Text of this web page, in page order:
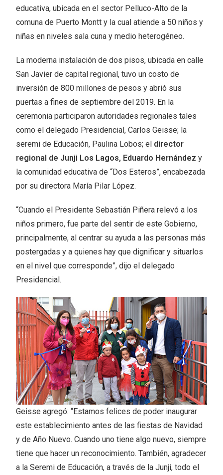
educativa, ubicada en el sector Pelluco-Alto de la
comuna de Puerto Montt y la cual atiende a 50 niños y
niñas en niveles sala cuna y medio heterogéneo.
La moderna instalación de dos pisos, ubicada en calle
San Javier de capital regional, tuvo un costo de
inversión de 800 millones de pesos y abrió sus
puertas a fines de septiembre del 2019. En la
ceremonia participaron autoridades regionales tales
como el delegado Presidencial, Carlos Geisse; la
seremi de Educación, Paulina Lobos; el director
regional de Junji Los Lagos, Eduardo Hernández y
la comunidad educativa de “Dos Esteros”, encabezada
por su directora María Pilar López.
“Cuando el Presidente Sebastián Piñera relevó a los
niños primero, fue parte del sentir de este Gobierno,
principalmente, al centrar su ayuda a las personas más
postergadas y a quienes hay que dignificar y situarlos
en el nivel que corresponde”, dijo el delegado
Presidencial.
Geisse agregó: “Estamos felices de poder inaugurar
este establecimiento antes de las fiestas de Navidad
y de Año Nuevo. Cuando uno tiene algo nuevo, siempre
tiene que hacer un reconocimiento. También, agradecer
a la Seremi de Educación, a través de la Junji, todo el